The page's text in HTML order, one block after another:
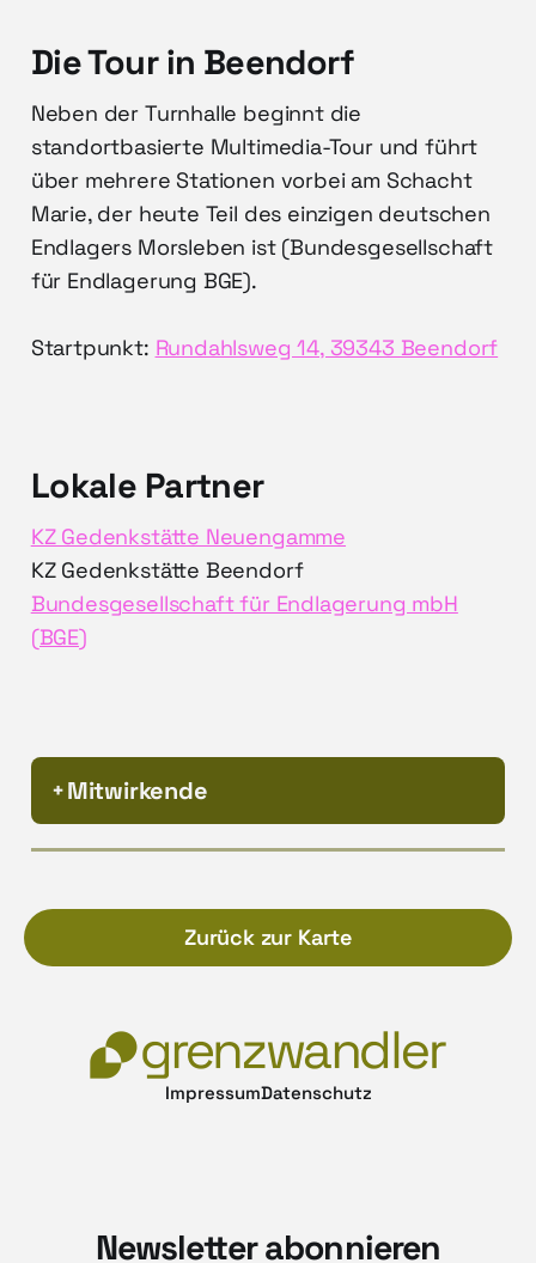
Die Tour in Beendorf
Neben der Turnhalle beginnt die
standortbasierte Multimedia-Tour und führt
über mehrere Stationen vorbei am Schacht
Marie, der heute Teil des einzigen deutschen
Endlagers Morsleben ist (Bundesgesellschaft
für Endlagerung BGE).
Startpunkt: Rundahlsweg 14, 39343 Beendorf
Lokale Partner
KZ Gedenkstätte Neuengamme
KZ Gedenkstätte Beendorf
Bundesgesellschaft für Endlagerung mbH
(BGE)
Mitwirkende
Zurück zur Karte
ImpressumDatenschutz
Newsletter abonnieren